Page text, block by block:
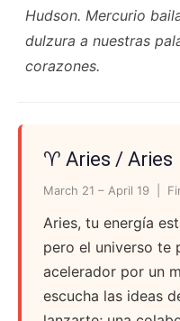
Hudson. Mercurio
dulzura a nuestras
corazones.
♈ Aries / Aries
March 21 – April 19 |
Aries, tu energía
pero el universo te
acelerador por un
escucha las ideas